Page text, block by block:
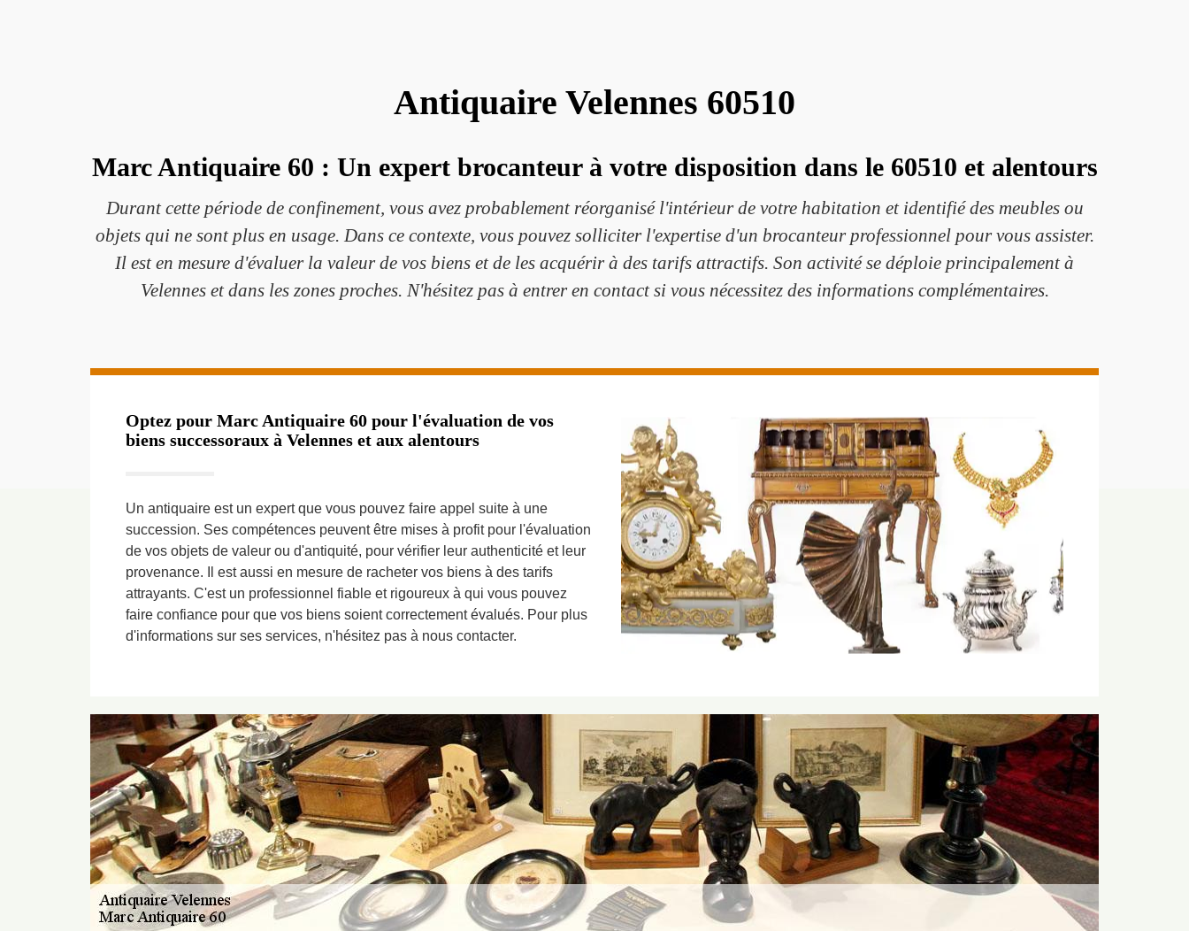
Antiquaire Velennes 60510
Marc Antiquaire 60 : Un expert brocanteur à votre disposition dans le 60510 et alentours
Durant cette période de confinement, vous avez probablement réorganisé l'intérieur de votre habitation et identifié des meubles ou
objets qui ne sont plus en usage. Dans ce contexte, vous pouvez solliciter l'expertise d'un brocanteur professionnel pour vous assister.
Il est en mesure d'évaluer la valeur de vos biens et de les acquérir à des tarifs attractifs. Son activité se déploie principalement à
Velennes et dans les zones proches. N'hésitez pas à entrer en contact si vous nécessitez des informations complémentaires.
Optez pour Marc Antiquaire 60 pour l'évaluation de vos
biens successoraux à Velennes et aux alentours
Un antiquaire est un expert que vous pouvez faire appel suite à une
succession. Ses compétences peuvent être mises à profit pour l'évaluation
de vos objets de valeur ou d'antiquité, pour vérifier leur authenticité et leur
provenance. Il est aussi en mesure de racheter vos biens à des tarifs
attrayants. C'est un professionnel fiable et rigoureux à qui vous pouvez
faire confiance pour que vos biens soient correctement évalués. Pour plus
d'informations sur ses services, n'hésitez pas à nous contacter.